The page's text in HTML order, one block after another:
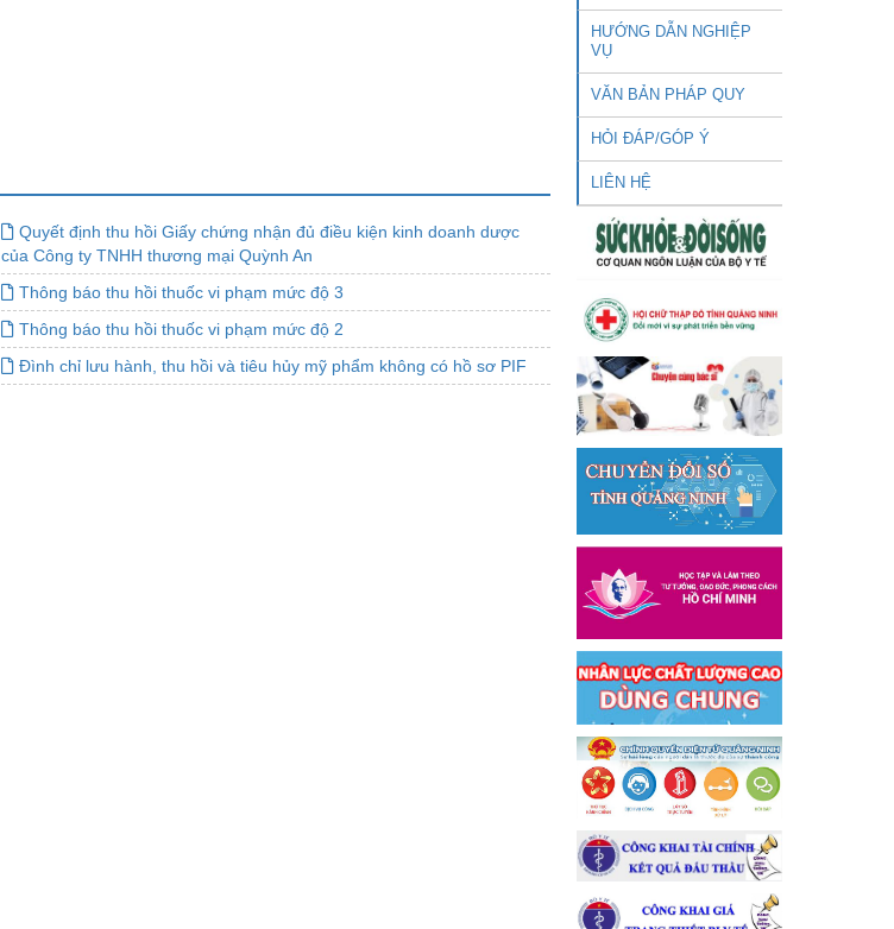
Quyết định thu hồi Giấy chứng nhận đủ điều kiện kinh doanh dược
của Công ty TNHH thương mại Quỳnh An
Thông báo thu hồi thuốc vi phạm mức độ 3
Thông báo thu hồi thuốc vi phạm mức độ 2
Đình chỉ lưu hành, thu hồi và tiêu hủy mỹ phẩm không có hồ sơ PIF
HƯỚNG DẪN NGHIỆP
VỤ
VĂN BẢN PHÁP QUY
HỎI ĐÁP/GÓP Ý
LIÊN HỆ